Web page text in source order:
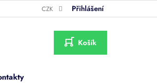
CZK Přihlášení
NÁKUPNÍ
KOŠÍK